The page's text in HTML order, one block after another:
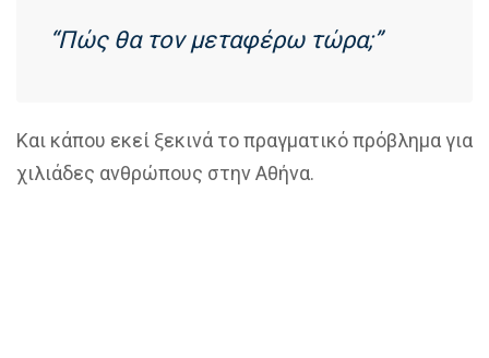
“Πώς θα τον μεταφέρω τώρα;”
Και κάπου εκεί ξεκινά το πραγματικό πρόβλημα για
χιλιάδες ανθρώπους στην Αθήνα.